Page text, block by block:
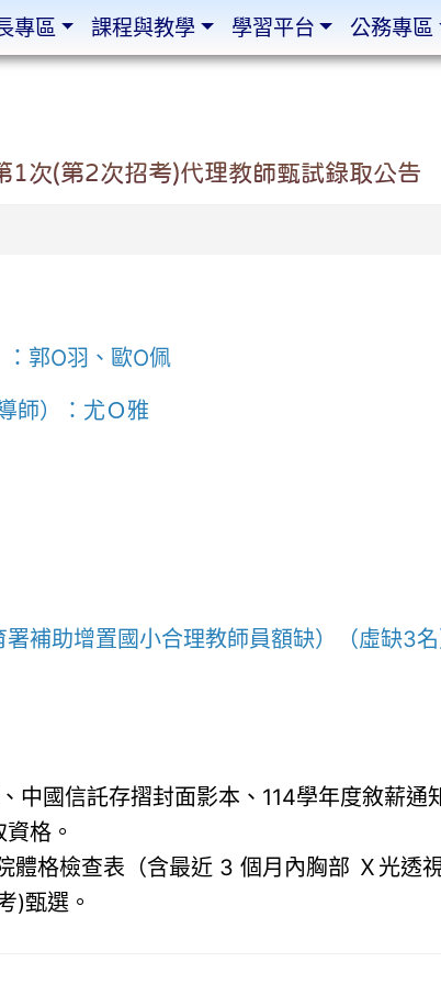
次(第2次招考)代理教師甄試錄取公告
郭O羽、歐O佩
師）：尤Ｏ雅
補助增置國小合理教師員額缺）（虛缺3名
中國信託存摺封面影本、114學年度敘薪
格。
格檢查表（含最近 3 個月內胸部 Ｘ光透
)甄選。
專區 課程與教學 學習平台 公務專區